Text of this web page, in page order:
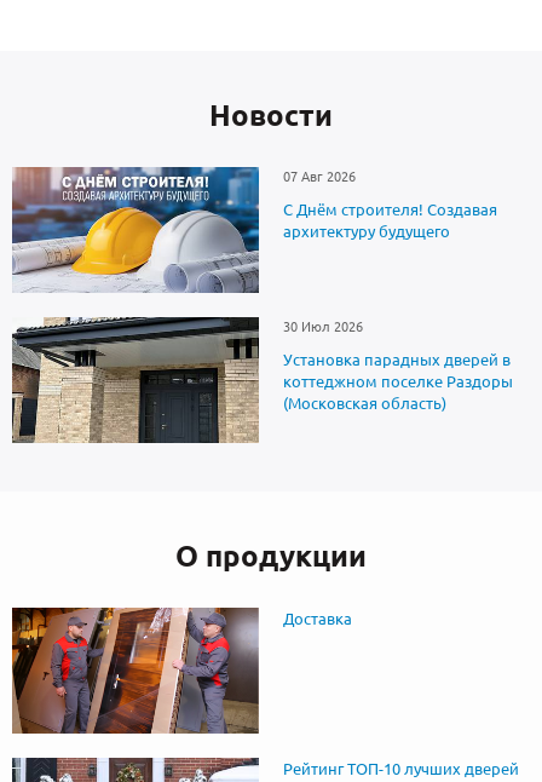
Новоcти
07 Авг 2026
С Днём строителя! Создавая
архитектуру будущего
30 Июл 2026
Установка парадных дверей в
коттеджном поселке Раздоры
(Московская область)
О продукции
Доставка
Рейтинг ТОП-10 лучших дверей